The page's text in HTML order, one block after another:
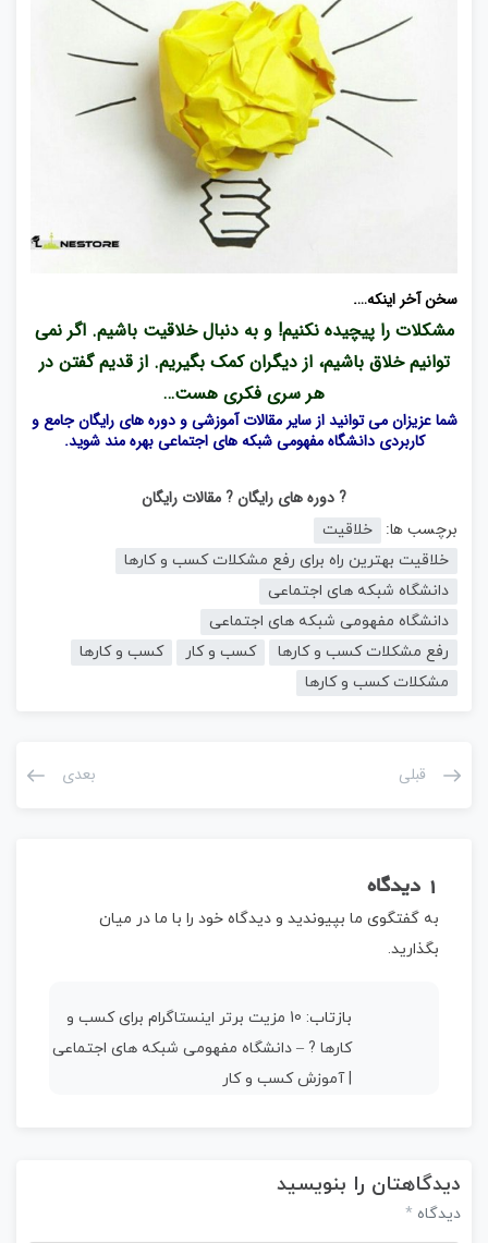
سخن آخر اینکه….
مشکلات را پیچیده نکنیم! و به دنبال خلاقیت باشیم. اگر نمی
توانیم خلاق باشیم، از دیگران کمک بگیریم. از قدیم گفتن در
هر سری فکری هست…
شما عزیزان می توانید از سایر مقالات آموزشی و دوره های رایگان جامع و
کاربردیدانشگاه مفهومی شبکه های اجتماعیبهره مند شوید.
? دوره های رایگان? مقالات رایگان
برچسب ها:
خلاقیت
خلاقیت بهترین راه برای رفع مشکلات کسب و کارها
دانشگاه شبکه های اجتماعی
دانشگاه مفهومی شبکه های اجتماعی
رفع مشکلات کسب و کارها
کسب و کار
کسب و کارها
مشکلات کسب و کارها
قبلی بعدی
1 دیدگاه
به گفتگوی ما بپیوندید و دیدگاه خود را با ما در میان
بگذارید.
بازتاب:
10 مزیت برتر اینستاگرام برای کسب و
کارها ? – دانشگاه مفهومی شبکه های اجتماعی
| آموزش کسب و کار
دیدگاهتان را بنویسید
دیدگاه *